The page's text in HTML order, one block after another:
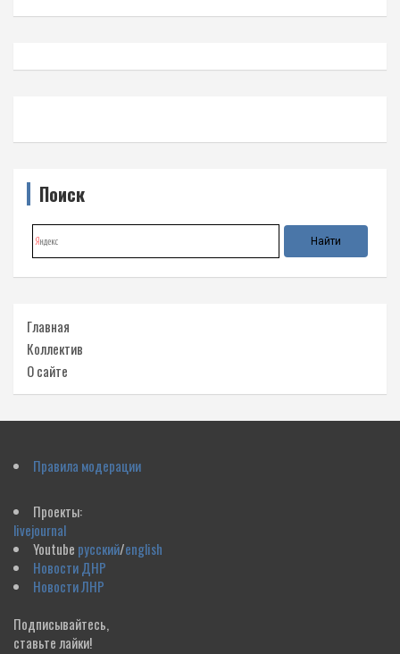
Поиск
Главная
Коллектив
О сайте
Правила модерации
Проекты:
livejournal
Youtube русский/english
Новости ДНР
Новости ЛНР
Подписывайтесь,
ставьте лайки!